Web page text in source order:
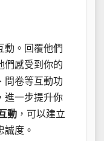
動。回覆他們
們感受到你的
問卷等互動功
進一步提升你
動 ，可以建立
誠度。